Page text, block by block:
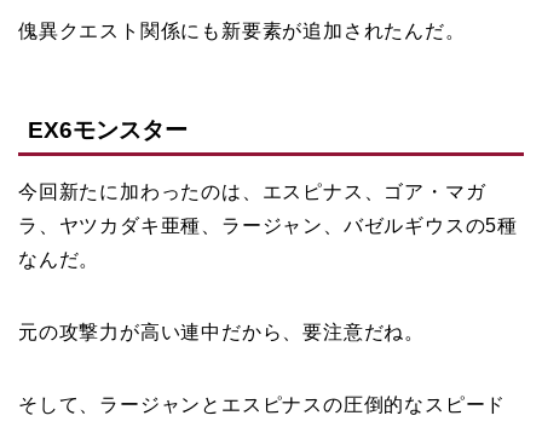
傀異クエスト関係にも新要素が追加されたんだ。
EX6モンスター
今回新たに加わったのは、エスピナス、ゴア・マガ
ラ、ヤツカダキ亜種、ラージャン、バゼルギウスの5種
なんだ。
元の攻撃力が高い連中だから、要注意だね。
そして、ラージャンとエスピナスの圧倒的なスピード